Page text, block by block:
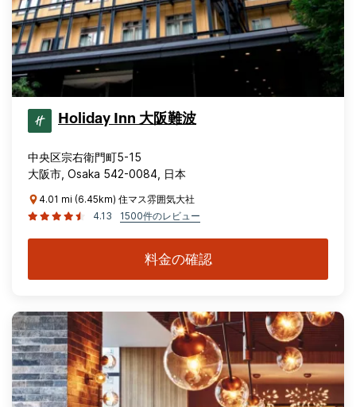
Holiday Inn 大阪難波
中央区宗右衛門町5-15
大阪市, Osaka 542-0084, 日本
4.01 mi (6.45km) 住マス雰囲気大社
4.13
1500件のレビュー
料金の確認